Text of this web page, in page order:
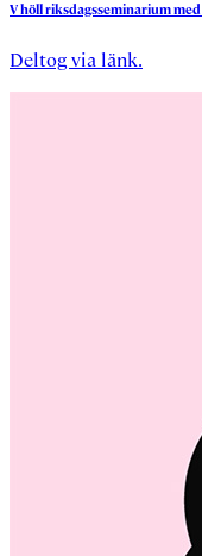
Vhöllriksdagsseminariummed
Deltog via länk.